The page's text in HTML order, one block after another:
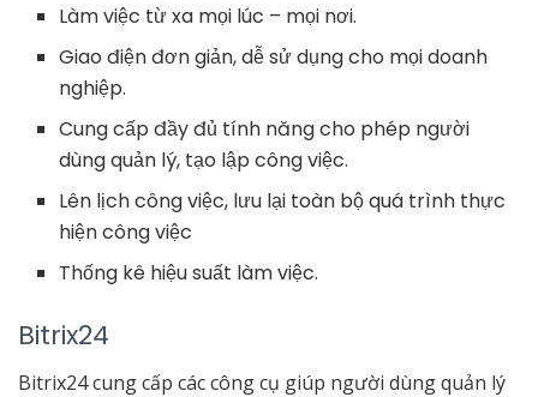
Làm việc từ xa mọi lúc – mọi nơi.
Giao điện đơn giản, dễ sử dụng cho mọi doanh
nghiệp.
Cung cấp đầy đủ tính năng cho phép người
dùng quản lý, tạo lập công việc.
Lên lịch công việc, lưu lại toàn bộ quá trình thực
hiện công việc
Thống kê hiệu suất làm việc.
Bitrix24
Bitrix24 cung cấp các công cụ giúp người dùng quản lý